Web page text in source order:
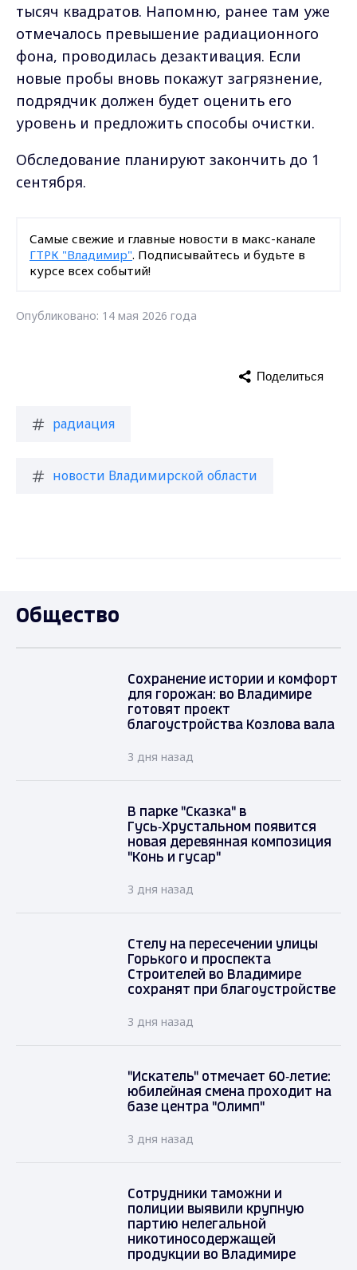
тысяч квадратов. Напомню, ранее там уже
отмечалось превышение радиационного
фона, проводилась дезактивация. Если
новые пробы вновь покажут загрязнение,
подрядчик должен будет оценить его
уровень и предложить способы очистки.
Обследование планируют закончить до 1
сентября.
Самые свежие и главные новости в макс-канале
ГТРК "Владимир". Подписывайтесь и будьте в
курсе всех событий!
Опубликовано: 14 мая 2026 года
радиация
новости Владимирской области
Поделиться
Общество
Сохранение истории и комфорт
для горожан: во Владимире
готовят проект
благоустройства Козлова вала
3 дня назад
В парке "Сказка" в
Гусь‑Хрустальном появится
новая деревянная композиция
"Конь и гусар"
3 дня назад
Стелу на пересечении улицы
Горького и проспекта
Строителей во Владимире
сохранят при благоустройстве
3 дня назад
"Искатель" отмечает 60‑летие:
юбилейная смена проходит на
базе центра "Олимп"
3 дня назад
Сотрудники таможни и
полиции выявили крупную
партию нелегальной
никотиносодержащей
продукции во Владимире